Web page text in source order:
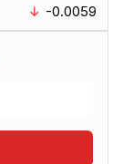
-0.0059